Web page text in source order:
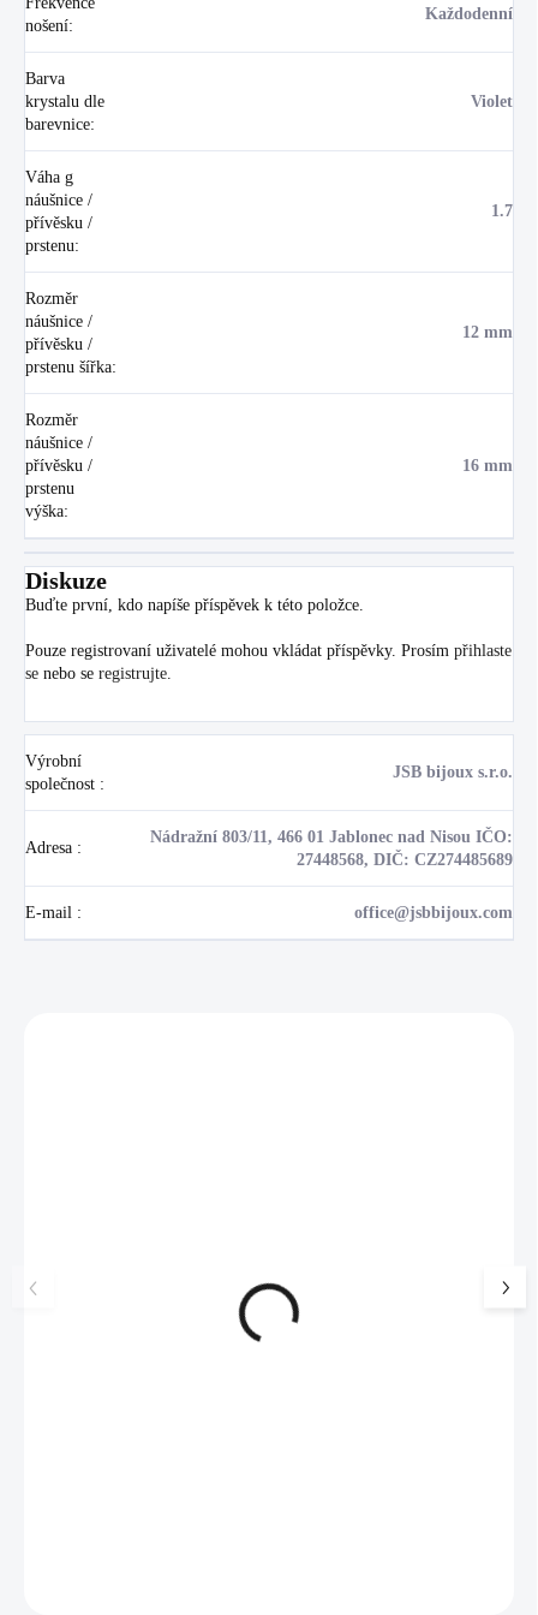
nošení:
Každodenní
Barva
krystalu dle
barevnice:
Violet
Váha g
náušnice /
přívěsku /
prstenu:
1.7
Rozměr
náušnice /
přívěsku /
prstenu šířka:
12 mm
Rozměr
náušnice /
přívěsku /
prstenu
výška:
16 mm
Diskuze
Buďte první, kdo napíše příspěvek k této položce.
Pouze registrovaní uživatelé mohou vkládat příspěvky. Prosím přihlaste
se nebo se registrujte
Výrobní
společnost :
JSB bijoux s.r.o.
Adresa :
Nádražní 803/11, 466 01 Jablonec nad Nisou IČO:
27448568, DIČ: CZ274485689
E-mail : office@jsbbijoux.com